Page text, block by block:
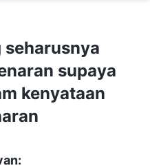
seharusnya
supaya
kenyataan